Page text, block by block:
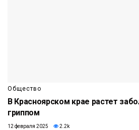
Общество
В Красноярском крае растет
гриппом
12 февраля 2025 2.2k